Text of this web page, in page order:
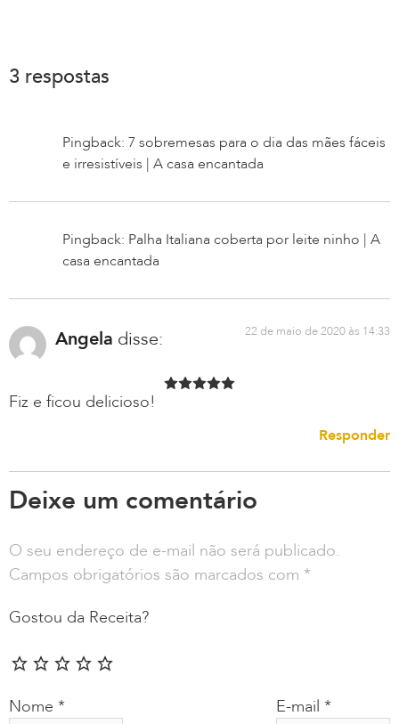
3 respostas
Pingback: 7 sobremesas para o dia das mães fáceis
e irresistíveis | A casa encantada
Pingback: Palha Italiana coberta por leite ninho | A
casa encantada
Angela disse: 22 de maio de 2020 às 14:33
Fiz e ficou delicioso!
Responder
Deixe um comentário
O seu endereço de e-mail não será publicado.
Campos obrigatórios são marcados com *
Gostou da Receita?
Nome * E-mail *